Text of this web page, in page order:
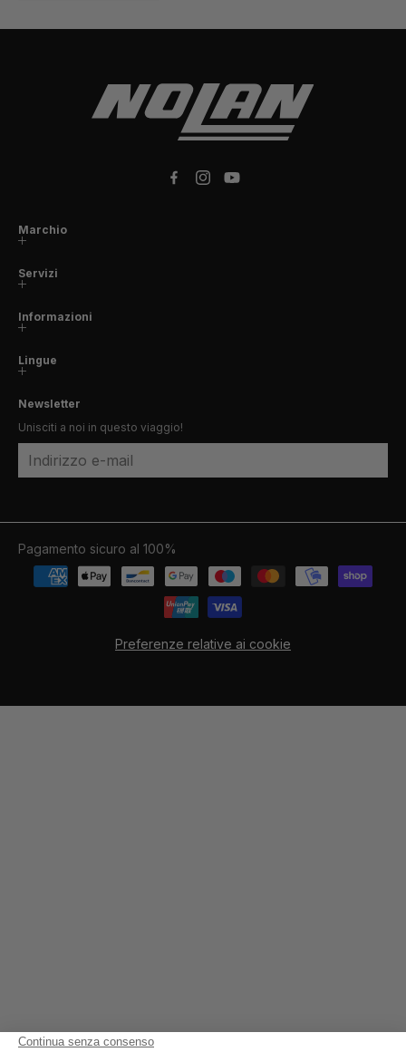
Facebook
InstagramYouTube
Marchio
Servizi
Informazioni
Lingue
Newsletter
Unisciti a noi in questo viaggio!
Indirizzo e-mail
Pagamento sicuro al 100%
Preferenze relative ai cookie